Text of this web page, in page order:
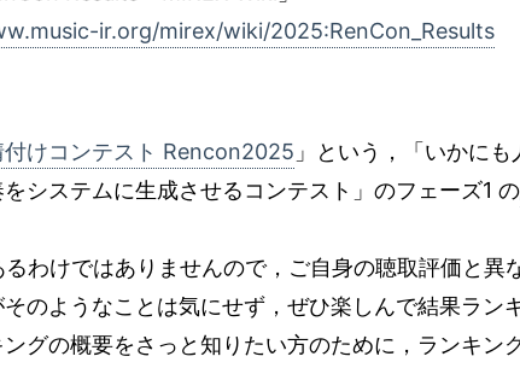
ir.org/mirex/wiki/2025:RenCon_Results
付けコンテスト Rencon2025 」という，「いかに
システムに生成させるコンテスト」のフェーズ1 の
るわけではありませんので，ご自身の聴取評価と異
のようなことは気にせず，ぜひ楽しんで結果ラン
グの概要をさっと知りたい方のために，ランキン